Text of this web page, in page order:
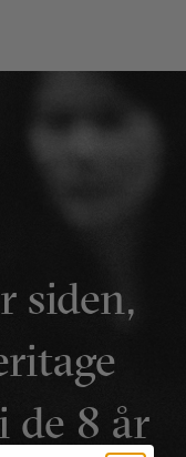
siden,
de 8 år